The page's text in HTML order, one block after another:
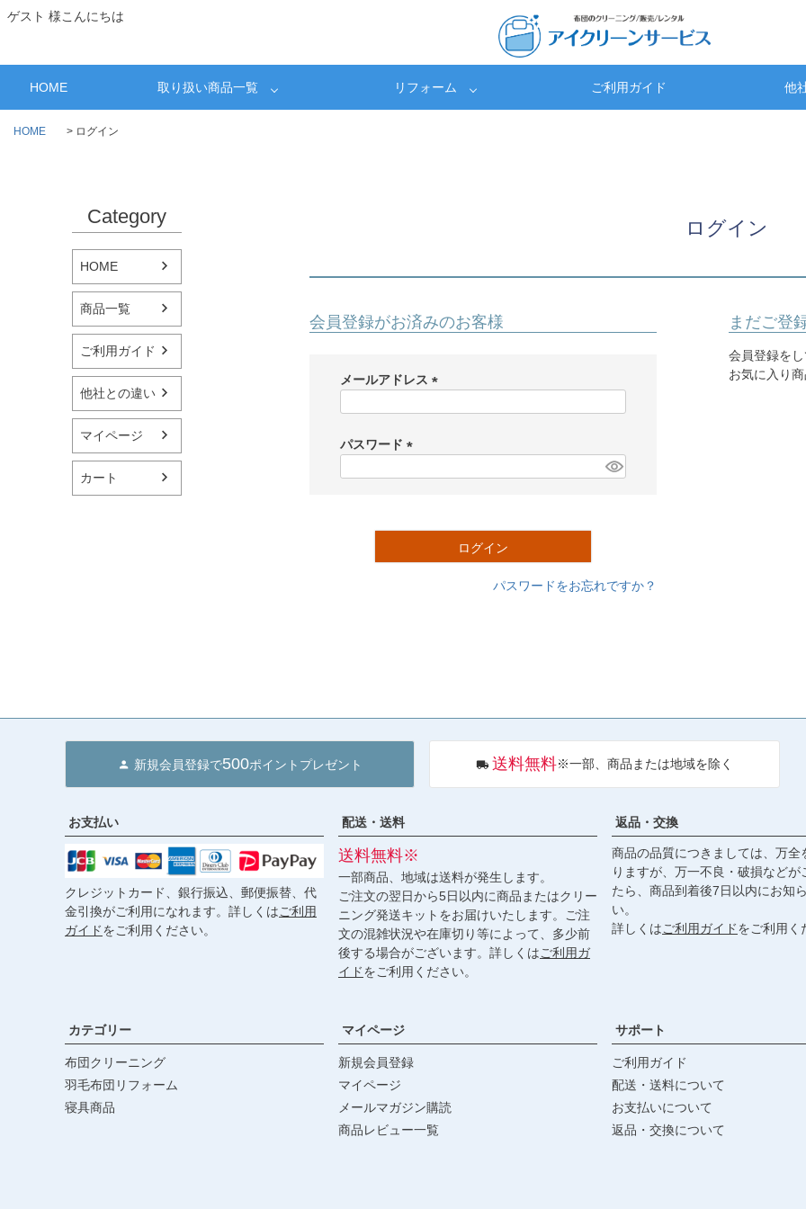
ゲスト 様こんにちは
HOME 取り扱い商品一覧 リフォーム ご利用ガイド 他
HOME ログイン
Category
HOME
商品一覧
ご利用ガイド
他社との違い
マイページ
カート
ログイン
会員登録がお済みのお客様
メールアドレス
)
パスワード
ログイン
パスワードをお忘れですか？
まだご登
会員登録を
お気に入り
新規会員登録で500ポイントプレゼント 送料無料※一部、商品または地域を除く
お支払い
クレジットカード、銀行振込、郵便振替、代
金引換がご利用になれます。詳しくはご利用
ガイドをご利用ください。
配送・送料
送料無料※
一部商品、地域は送料が発生します。
ご注文の翌日から5日以内に商品またはクリー
ニング発送キットをお届けいたします。ご注
文の混雑状況や在庫切り等によって、多少前
後する場合がございます。詳しくはご利用ガ
イドをご利用ください。
返品・交換
商品の品質につきましては、万全
りますが、万一不良・破損などが
たら、商品到着後7日以内にお知
い。
詳しくはご利用ガイドをご利用く
カテゴリー
布団クリーニング
羽毛布団リフォーム
寝具商品
マイページ
新規会員登録
マイページ
メールマガジン購読
商品レビュー一覧
サポート
ご利用ガイド
配送・送料について
お支払いについて
返品・交換について